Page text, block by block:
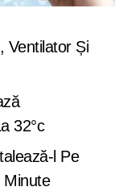
Ventilator Și
32°c
l Pe
Minute